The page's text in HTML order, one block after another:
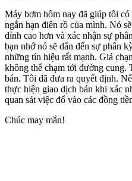
Máy bơm hôm nay đã giúp tôi
ngắn hạn điên rồ của mình. Nó
đỉnh cao hơn và xác nhận sự
bạn nhớ nó sẽ dẫn đến sự phân
những tín hiệu rất mạnh. Giá
không thể chạm tới đường cung.
bán. Tôi đã đưa ra quyết định.
thực hiện giao dịch bán khi xác
quan sát việc đổ vào các đồng
Chúc may mắn!